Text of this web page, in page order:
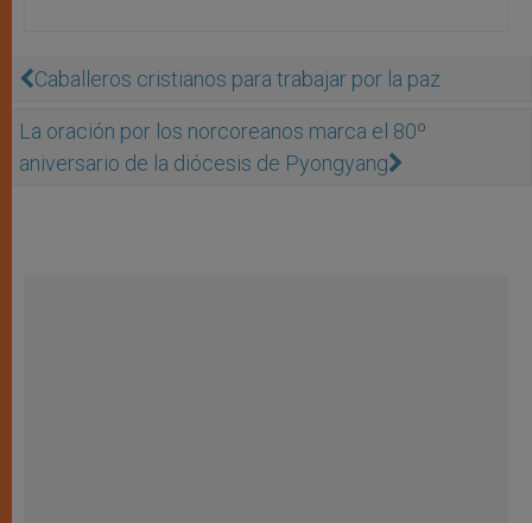
Caballeros cristianos para trabajar por la paz
La oración por los norcoreanos marca el 80º
aniversario de la diócesis de Pyongyang